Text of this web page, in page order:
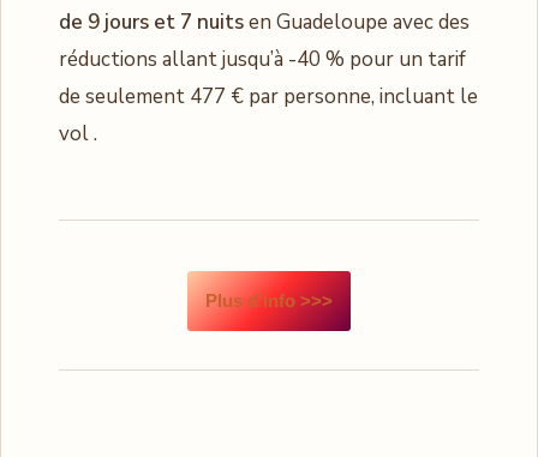
de 9 jours et 7 nuitsen Guadeloupe avec des
réductions allant jusqu’à -40 % pour un tarif
de seulement 477 € par personne, incluant le
vol .
Plus d’info >>>